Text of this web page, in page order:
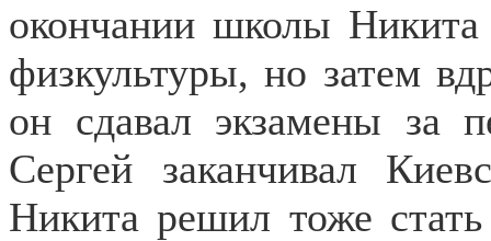
окончании школы
физкультуры, но затем
он сдавал экзамены за
Сергей заканчивал
Никита решил тоже